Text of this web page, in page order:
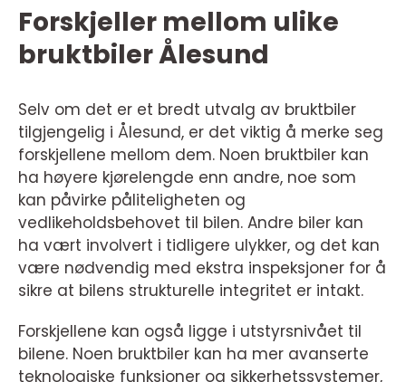
Forskjeller mellom ulike
bruktbiler Ålesund
Selv om det er et bredt utvalg av bruktbiler
tilgjengelig i Ålesund, er det viktig å merke seg
forskjellene mellom dem. Noen bruktbiler kan
ha høyere kjørelengde enn andre, noe som
kan påvirke påliteligheten og
vedlikeholdsbehovet til bilen. Andre biler kan
ha vært involvert i tidligere ulykker, og det kan
være nødvendig med ekstra inspeksjoner for å
sikre at bilens strukturelle integritet er intakt.
Forskjellene kan også ligge i utstyrsnivået til
bilene. Noen bruktbiler kan ha mer avanserte
teknologiske funksjoner og sikkerhetssystemer,